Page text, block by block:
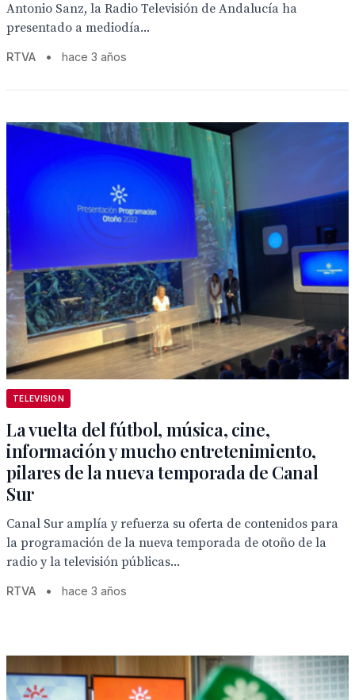
Antonio Sanz, la Radio Televisión de Andalucía ha
presentado a mediodía...
RTVA • hace 3 años
TELEVISION
La vuelta del fútbol, música, cine,
información y mucho entretenimiento,
pilares de la nueva temporada de Canal
Sur
Canal Sur amplía y refuerza su oferta de contenidos para
la programación de la nueva temporada de otoño de la
radio y la televisión públicas...
RTVA • hace 3 años